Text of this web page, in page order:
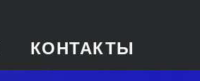
КОНТАКТЫ